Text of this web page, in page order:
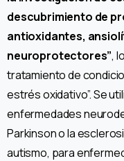
descubrimiento de
antioxidantes,
neuroprotectores”,
tratamiento de
estrés oxidativo”. Se
enfermedades
Parkinson o la
autismo, para